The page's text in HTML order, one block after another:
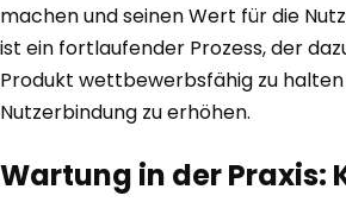
machen und seinen Wert für die
ist ein fortlaufender Prozess, der
Produkt wettbewerbsfähig zu halten
Nutzerbindung zu erhöhen.
Wartung in der Praxis: